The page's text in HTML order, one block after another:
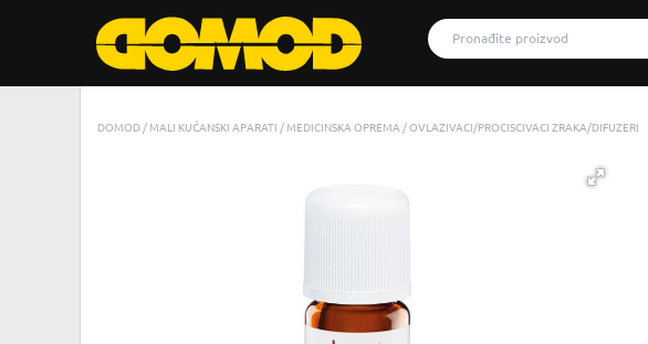
DOMOD MALI KUĆANSKI APARATI MEDICINSKA OPREMA OVLAZIVACI/PROCISCIVACI ZRAKA/DIFUZERI